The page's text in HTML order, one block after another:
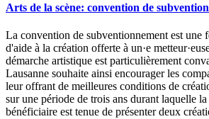
Arts de la scène: convention de
La convention de subventionnement est une
d'aide à la création offerte à un·e
démarche artistique est particulièrement
Lausanne souhaite ainsi encourager les
leur offrant de meilleures conditions de
sur une période de trois ans durant laquelle
bénéficiaire est tenue de présenter deux